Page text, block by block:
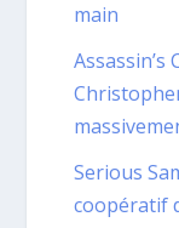
main
Assassin’s
Serious
coopératif